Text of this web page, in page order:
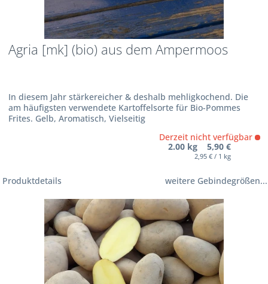
Agria [mk] (bio) aus dem Ampermoos
In diesem Jahr stärkereicher & deshalb mehligkochend. Die
am häufigsten verwendete Kartoffelsorte für Bio-Pommes
Frites. Gelb, Aromatisch, Vielseitig
Derzeit nicht verfügbar
2.00 kg 5,90 €
2,95 € / 1 kg
Produktdetails weitere Gebindegrößen...